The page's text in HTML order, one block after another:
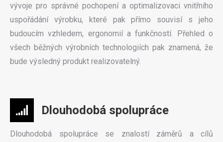
vývoje pro správné pochopení a optimalizovaci vnitřního
uspořádání výrobku, které pak přímo souvisí s jeho
budoucím vzhledem, ergonomií a funkčností. Přehled o
všech běžných výrobních technologiích pak znamená, že
bude výsledný produkt realizovatelný.
Dlouhodobá spolupráce
Dlouhodobá spolupráce se znalostí záměrů a cílů